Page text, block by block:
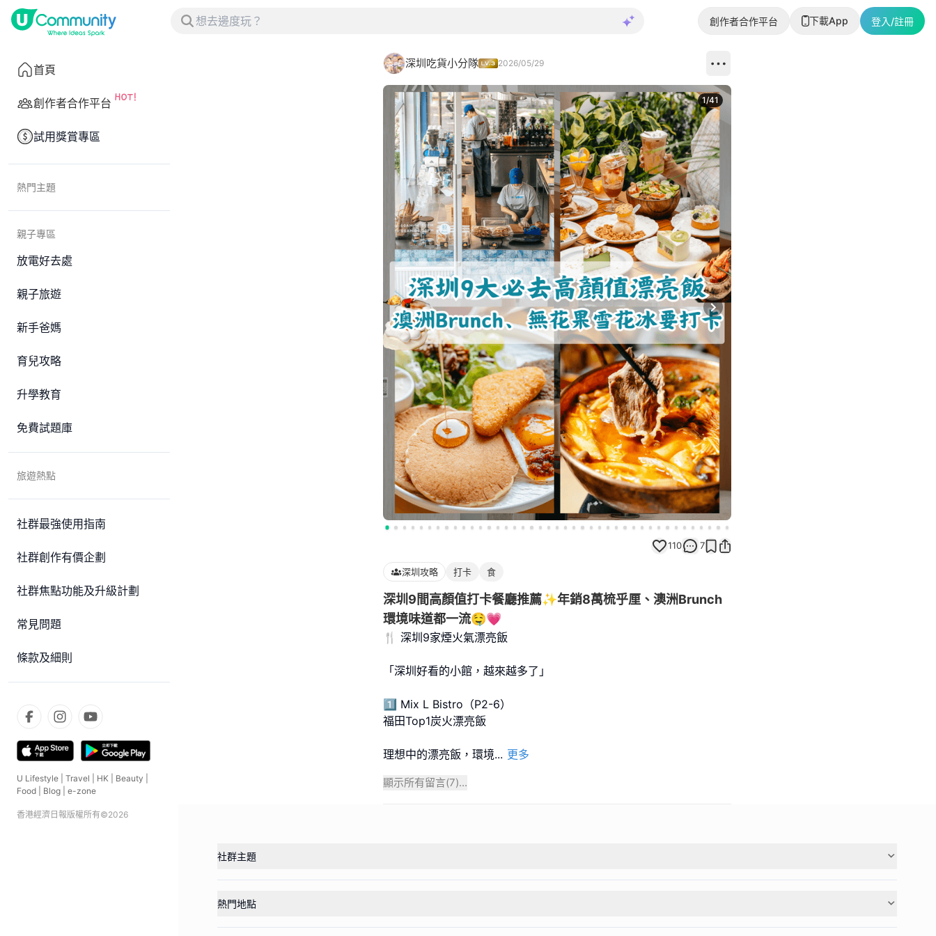
創作者合作平台 下載App 登入/註冊
首頁
創作者合作平台
試用獎賞專區
熱門主題
親子專區
放電好去處
親子旅遊
新手爸媽
育兒攻略
升學教育
免費試題庫
旅遊熱點
社群最強使用指南
社群創作有價企劃
社群焦點功能及升級計劃
常見問題
條款及細則
U Lifestyle Travel HK Beauty
Food
Blog e-zone
香港經濟日報版權所有©2026
深圳吃貨小分隊 2026/05/29
Next slide
1/41
110 7
深圳攻略 打卡 食
深圳9間高顏值打卡餐廳推薦✨年銷8萬梳乎厘、澳洲Brunch
環境味道都一流🤤💗
🍴 深圳9家煙火氣漂亮飯
「深圳好看的小館，越來越多了」
1️⃣ Mix L Bistro（P2-6）
福田Top1炭火漂亮飯
理想中的漂亮飯，環境... 更多
顯示所有留言(7)...
社群主題
熱門地點